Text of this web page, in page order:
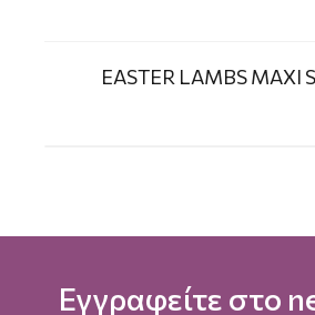
EASTER LAMBS MAXI
Εγγραφείτε στο